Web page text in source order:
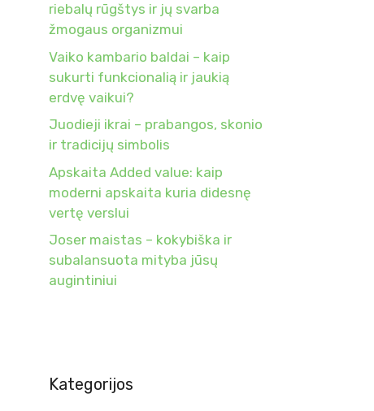
riebalų rūgštys ir jų svarba
žmogaus organizmui
Vaiko kambario baldai – kaip
sukurti funkcionalią ir jaukią
erdvę vaikui?
Juodieji ikrai – prabangos, skonio
ir tradicijų simbolis
Apskaita Added value: kaip
moderni apskaita kuria didesnę
vertę verslui
Joser maistas – kokybiška ir
subalansuota mityba jūsų
augintiniui
Kategorijos